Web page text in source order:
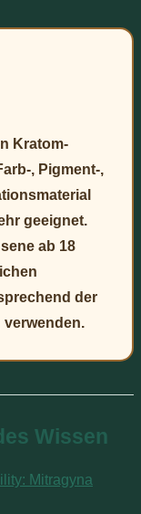
Kratom-
, Pigment-,
geeignet.
ab 18
der
Wissen
Mitragyna